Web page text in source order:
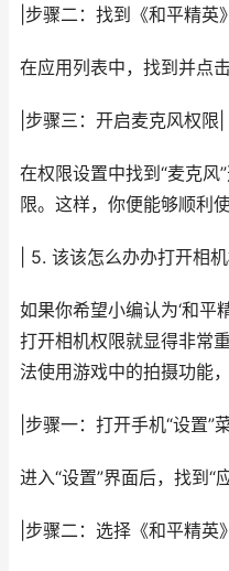
|步骤二：找到《和平精英
在应用列表中，找到并点
|步骤三：开启麦克风权限|
在权限设置中找到“麦克风
限。这样，你便能够顺利
| 5. 该该怎么办办打开相机
如果你希望小编认为‘和平
打开相机权限就显得非常
法使用游戏中的拍摄功能
|步骤一：打开手机“设置”
进入“设置”界面后，找到“
|步骤二：选择《和平精英